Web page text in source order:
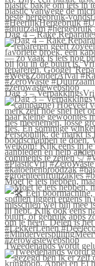
Dag 4 – Rake
Dag 3 –
Moet je iets hebben,
Tweedehands wordt